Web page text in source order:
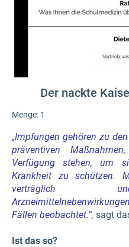
Der nackte
Menge: 1
„Impfungen gehören zu
präventiven
Verfügung stehen, um
Krankheit zu schützen.
verträglich
Fällen beobachtet.“, sagt
Ist das so?